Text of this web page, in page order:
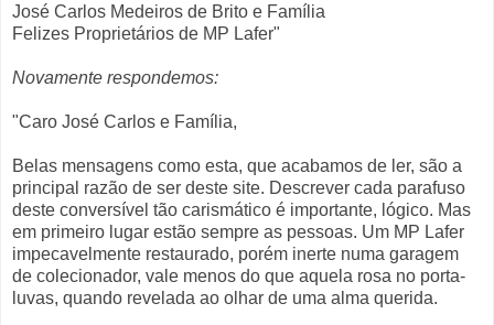
José Carlos Medeiros de Brito e Família
Felizes Proprietários de MP Lafer"
Novamente respondemos:
"Caro José Carlos e Família,
Belas mensagens como esta, que acabamos de ler, são a
principal razão de ser deste site. Descrever cada parafuso
deste conversível tão carismático é importante, lógico. Mas
em primeiro lugar estão sempre as pessoas. Um MP Lafer
impecavelmente restaurado, porém inerte numa garagem
de colecionador, vale menos do que aquela rosa no porta-
luvas, quando revelada ao olhar de uma alma querida.